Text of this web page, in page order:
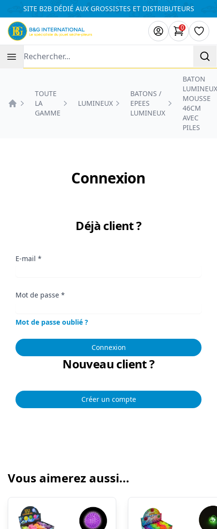
SITE B2B DÉDIÉ AUX GROSSISTES ET DISTRIBUTEURS
0
articles
TOUTE
LA
GAMME
LUMINEUX
BATONS /
EPEES
LUMINEUX
BATON
LUMINEUX
MOUSSE
46CM
AVEC
PILES
Connexion
Déjà client ?
E-mail *
Mot de passe *
Mot de passe oublié ?
Connexion
Nouveau client ?
Créer un compte
Vous aimerez aussi...
Panneau de gestion des cookies